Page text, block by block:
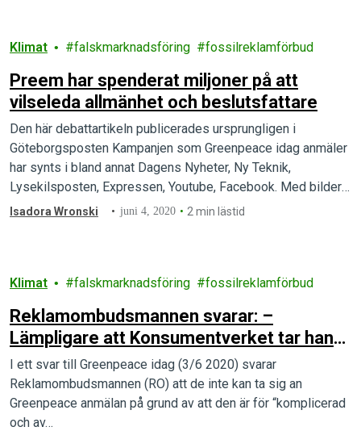
Klimat falskmarknadsföring fossilreklamförbud
Preem har spenderat miljoner på att
vilseleda allmänhet och beslutsfattare
Den här debattartikeln publicerades ursprungligen i
Göteborgsposten Kampanjen som Greenpeace idag anmäler
har synts i bland annat Dagens Nyheter, Ny Teknik,
Lysekilsposten, Expressen, Youtube, Facebook. Med bilder
på gröna skogar,…
Isadora Wronski juni 4, 2020 2 min lästid
Klimat falskmarknadsföring fossilreklamförbud
Reklamombudsmannen svarar: –
Lämpligare att Konsumentverket tar hand
om detta
I ett svar till Greenpeace idag (3/6 2020) svarar
Reklamombudsmannen (RO) att de inte kan ta sig an
Greenpeace anmälan på grund av att den är för “komplicerad
och av…